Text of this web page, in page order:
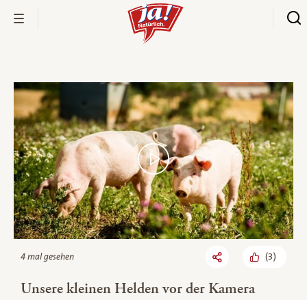
Bio-Thek
4 mal gesehen (3)
Unsere kleinen Helden vor der Kamera